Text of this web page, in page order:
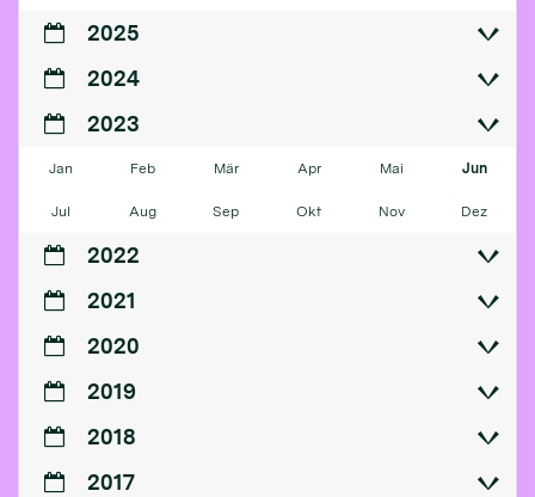
2025
2024
2023
Jan Feb Mär Apr Mai Jun
Jul Aug Sep Okt Nov Dez
2022
2021
2020
2019
2018
2017